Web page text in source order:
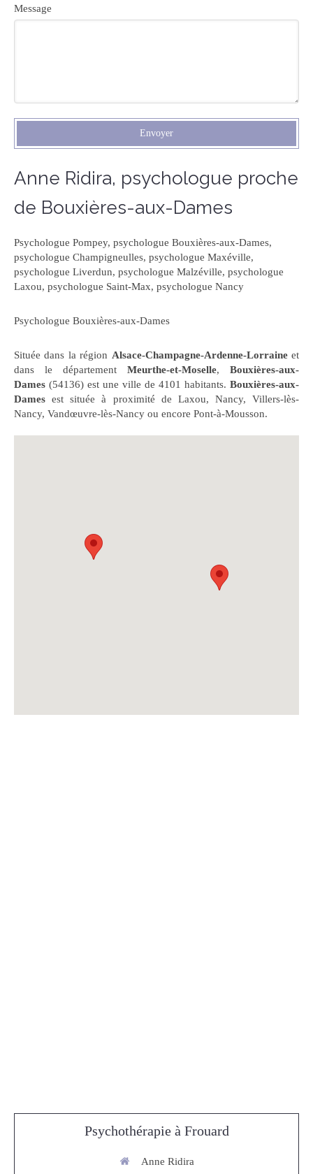
Message
Envoyer
Anne Ridira, psychologue proche
de Bouxières-aux-Dames
Psychologue Pompey, psychologue Bouxières-aux-Dames,
psychologue Champigneulles, psychologue Maxéville,
psychologue Liverdun, psychologue Malzéville, psychologue
Laxou, psychologue Saint-Max, psychologue Nancy
Psychologue Bouxières-aux-Dames
Située dans la région Alsace-Champagne-Ardenne-Lorraineet
dans le département Meurthe-et-Moselle, Bouxières-aux-
Dames (54136) est une ville de 4101 habitants. Bouxières-aux-
Dames est située à proximité de Laxou, Nancy, Villers-lès-
Nancy, Vandœuvre-lès-Nancy ou encore Pont-à-Mousson.
Psychothérapie à Frouard
Anne Ridira